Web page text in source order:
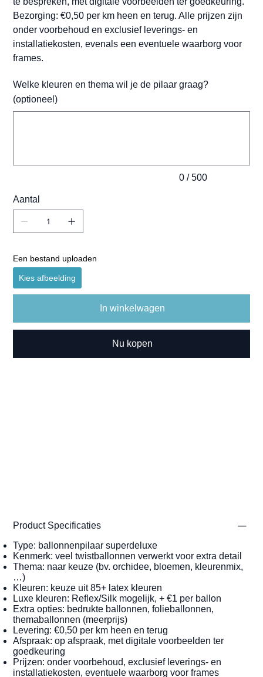
Bezorging: €0,50 per km heen en terug. Alle prijzen zijn
onder voorbehoud en exclusief leverings- en
installatiekosten, evenals een eventuele waarborg voor
frames.
Welke kleuren en thema wil je de pilaar graag?
(optioneel)
0 / 500
Aantal
Een bestand uploaden
Kies afbeelding
In winkelwagen
Nu kopen
Product Specificaties
Type: ballonnenpilaar superdeluxe
Kenmerk: veel twistballonnen verwerkt voor extra detail
Thema: naar keuze (bv. orchidee, bloemen, kleurenmix,
…)
Kleuren: keuze uit 85+ latex kleuren
Luxe kleuren: Reflex/Silk mogelijk, + €1 per ballon
Extra opties: bedrukte ballonnen, folieballonnen,
themaballonnen (meerprijs)
Levering: €0,50 per km heen en terug
Afspraak: op afspraak, met digitale voorbeelden ter
goedkeuring
Prijzen: onder voorbehoud, exclusief leverings- en
installatiekosten, eventuele waarborg voor frames